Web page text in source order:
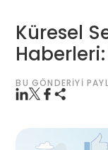
Küresel
BU GÖNDERIYI